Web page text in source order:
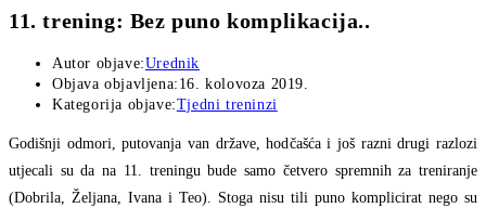
11. trening: Bez puno komplikacija..
Autor objave:Urednik
Objava objavljena: 16. kolovoza 2019.
Kategorija objave:Tjedni treninzi
Godišnji odmori, putovanja van države, hodčašća i još razni drugi razlozi
utjecali su da na 11. treningu bude samo četvero spremnih za treniranje
(Dobrila, Željana, Ivana i Teo). Stoga nisu tili puno komplicirat nego su